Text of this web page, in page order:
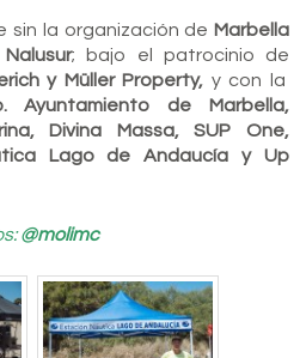
sin la organización de Marbella
; bajo el patrocinio de
y Müller Property, y con la
Ayuntamiento de Marbella,
Divina Massa, SUP One,
Lago de Andaucía y Up
@molimc